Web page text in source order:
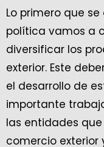
Lo primero que
política vamos a
diversificar los
exterior. Este
el desarrollo de
importante
las entidades
comercio exterior